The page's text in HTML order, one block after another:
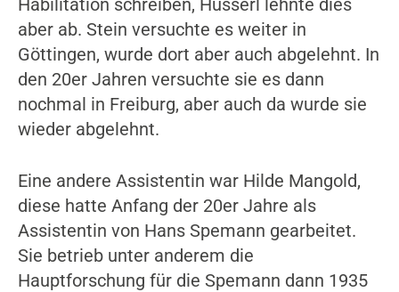
Habilitation schreiben, Husserl lehnte dies
aber ab. Stein versuchte es weiter in
Göttingen, wurde dort aber auch abgelehnt. In
den 20er Jahren versuchte sie es dann
nochmal in Freiburg, aber auch da wurde sie
wieder abgelehnt.
Eine andere Assistentin war Hilde Mangold,
diese hatte Anfang der 20er Jahre als
Assistentin von Hans Spemann gearbeitet.
Sie betrieb unter anderem die
Hauptforschung für die Spemann dann 1935